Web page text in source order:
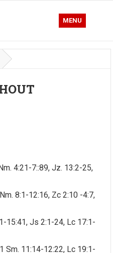
MENU
4:21-7::89, Jz. 13:2-25,
8:1-12:16, Zc 2:10 -4:7,
15:41, Js 2:1-24, Lc 17:1-
Sm. 11:14-12:22, Lc 19:1-